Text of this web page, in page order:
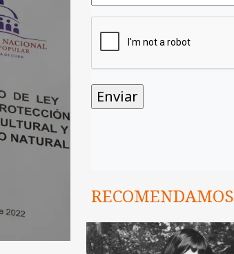
RECOMENDAMOS